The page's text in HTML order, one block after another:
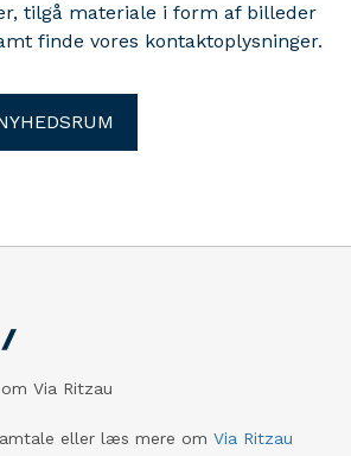
tilgå materiale i form af billeder
finde vores kontaktoplysninger.
Via Ritzau
eller læs mere om Via Ritzau